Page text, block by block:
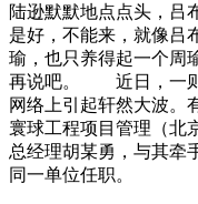
陆逊默默地点点头，吕
是好，不能来，就像吕
瑜，也只养得起一个周
再说吧。 近日，一则
网络上引起轩然大波。
寰球工程项目管理（北
总经理胡某勇，与其牵
同一单位任职。